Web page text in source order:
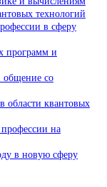
технологий
в сферу
программ и
общение со
области квантовых
на
в новую сферу